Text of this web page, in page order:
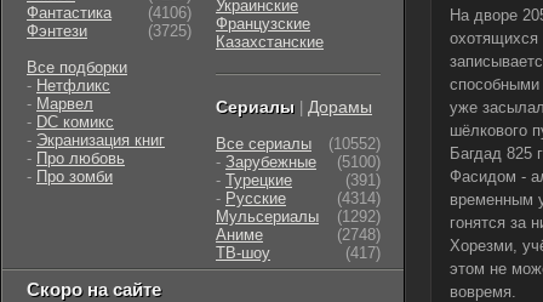
На дворе
охотящихся
способными
уже
шёлкового
Багдад 825
Фасидом -
временным
гонятся за
Хорезми,
этом не
вовремя.
Фантастика
(4106)
Фэнтези
(3725)
Все подборки
- Нетфликс
- Марвел
- DC комикс
- Экранизация книг
- Про любовь
- Про зомби
Украинские
Французские
Казахстанские
Сериалы Дорамы
Все сериалы
(10552)
- Зарубежные
(5100)
- Турецкие
(391)
- Русские
(4314)
Мульсериалы
(1292)
Аниме
(2748)
ТВ-шоу
(417)
Скоро на сайте